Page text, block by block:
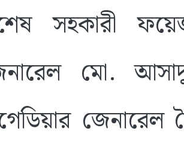
সহকারী
মো.